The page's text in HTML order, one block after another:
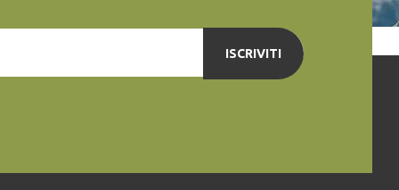
ISCRIVITI